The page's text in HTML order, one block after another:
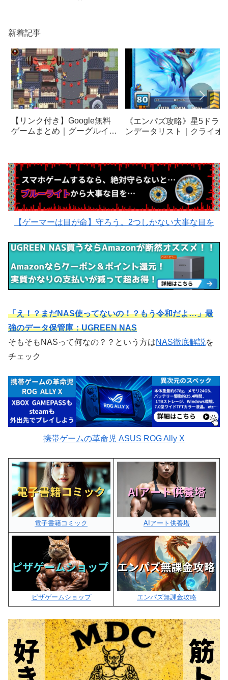
新着記事
【リンク付き】Google無料
ゲームまとめ｜グーグルイー
クetc…
《エンパズ攻略》星5ドラゴ
ンデータリスト｜クライオ
【ゲーマーは目が命】守ろう。2つしかない大事な目を
「え！？まだNAS使ってないの！？もう令和だよ…」最
強のデータ保管庫：UGREEN NAS
そもそもNASって何なの？？という方はNAS徹底解説 を
チェック
携帯ゲームの革命児 ASUS ROG Ally X
電子書籍コミック AIアート供養塔
ピザゲームショップ エンパズ無課金攻略